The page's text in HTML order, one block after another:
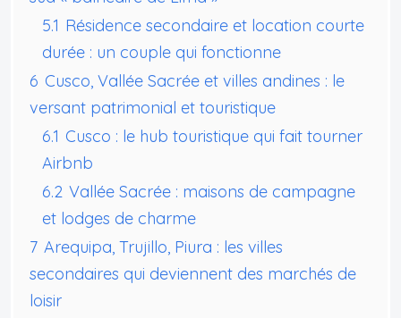
5.1 Résidence secondaire et location courte
durée : un couple qui fonctionne
6 Cusco, Vallée Sacrée et villes andines : le
versant patrimonial et touristique
6.1 Cusco : le hub touristique qui fait tourner
Airbnb
6.2 Vallée Sacrée : maisons de campagne
et lodges de charme
7 Arequipa, Trujillo, Piura : les villes
secondaires qui deviennent des marchés de
loisir